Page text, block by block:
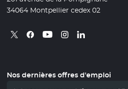
34064 Montpellier cedex 02
Retrouvez nous sur X
- Nouvelle fenêtre
Retrouvez nous sur Facebook
- Nouvelle fenêtre
Retrouvez nous sur
- Nouvelle fenêtre
Retrouvez nous sur
- Nouvelle fenêtre
Retrouvez
- Nouvelle
Nos dernières offres d'emploi